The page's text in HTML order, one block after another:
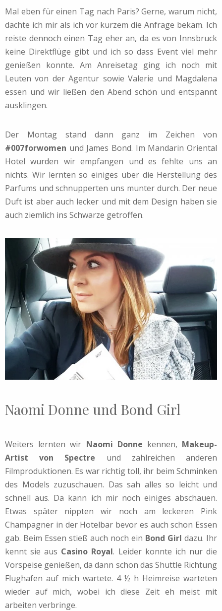
Mal eben für einen Tag nach Paris? Gerne, warum nicht,
dachte ich mir als ich vor kurzem die Anfrage bekam. Ich
reiste dennoch einen Tag eher an, da es von Innsbruck
keine Direktflüge gibt und ich so dass Event viel mehr
genießen konnte. Am Anreisetag ging ich noch mit
Leuten von der Agentur sowie Valerie und Magdalena
essen und wir ließen den Abend schön und entspannt
ausklingen.
Der Montag stand dann ganz im Zeichen von
#007forwomen und James Bond. Im Mandarin Oriental
Hotel wurden wir empfangen und es fehlte uns an
nichts. Wir lernten so einiges über die Herstellung des
Parfums und schnupperten uns munter durch. Der neue
Duft ist aber auch lecker und mit dem Design haben sie
auch ziemlich ins Schwarze getroffen.
Naomi Donne und Bond Girl
Weiters lernten wir Naomi Donne kennen, Makeup-
Artist von Spectre und zahlreichen anderen
Filmproduktionen. Es war richtig toll, ihr beim Schminken
des Models zuzuschauen. Das sah alles so leicht und
schnell aus. Da kann ich mir noch einiges abschauen.
Etwas später nippten wir noch am leckeren Pink
Champagner in der Hotelbar bevor es auch schon Essen
gab. Beim Essen stieß auch noch ein Bond Girl dazu. Ihr
kennt sie aus Casino Royal. Leider konnte ich nur die
Vorspeise genießen, da dann schon das Shuttle Richtung
Flughafen auf mich wartete. 4 ½ h Heimreise warteten
wieder auf mich, wobei ich diese Zeit eh meist mit
arbeiten verbringe.